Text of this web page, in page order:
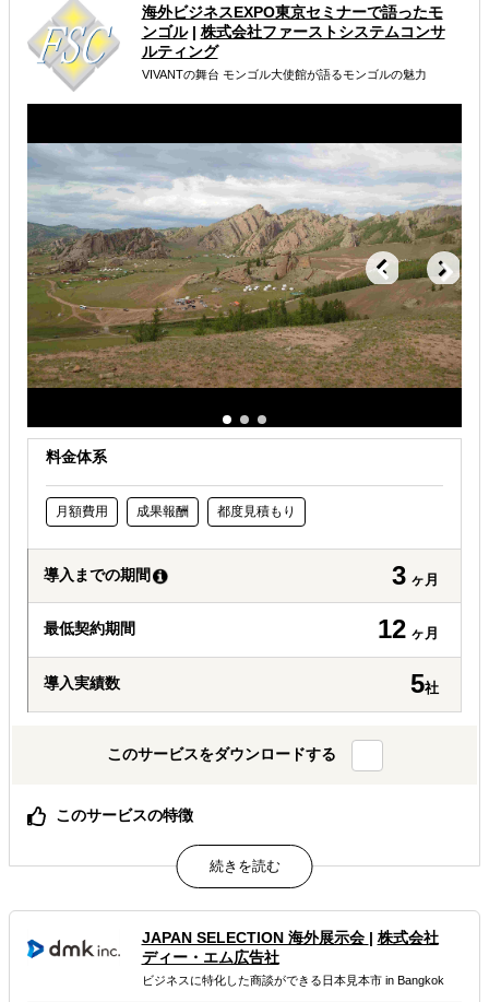
海外市場調査・マーケティング
販路拡大（営業代行・販売代理店探し）
解決できる課題
自社商材に最適な販売方法を知りたい
自社商材の現地でのニーズを知りたい
店舗出店のサポートをして欲しい
海外ビジネスEXPO東京セミナーで語ったモ
ンゴル| 株式会社ファーストシステムコンサ
ルティング
VIVANTの舞台 モンゴル⼤使館が語るモンゴルの魅⼒
料金体系
月額費用 成果報酬 都度見積もり
導入までの期間 3 ヶ月
最低契約期間 12 ヶ月
導入実績数 5社
このサービスをダウンロードする
このサービスの特徴
ビジネスマッチングの場合、成功報酬である事。1年間は
弊社と契約していただき、相手企業へのフォローも致しま
会社設立する場合、オフィス選定もしくは仮事務所をこち
らで設定の上、現地法務局への申請等一括お引き受けいた
します
JAPAN SELECTION 海外展示会 | 株式会社
ディー・エム広告社
ビジネスに特化した商談ができる日本見本市 in Bangkok